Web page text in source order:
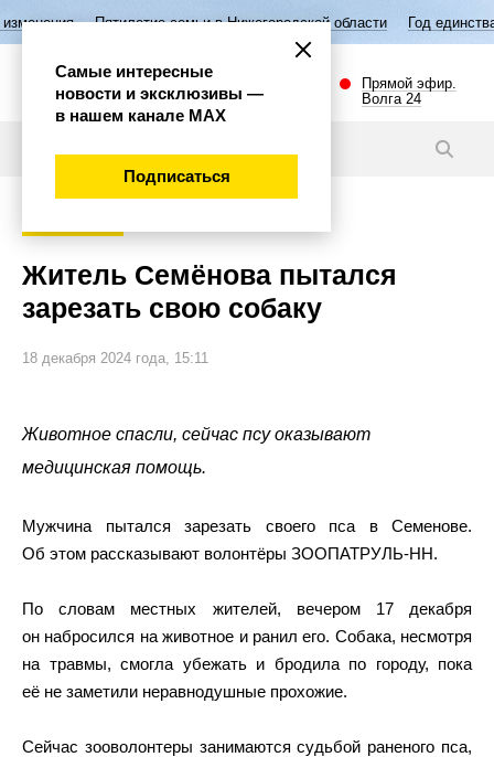
Пятилетие семьи в Нижегородской области Год единства народов
Прямой эфир.
Волга 24
Житель Семёнова пытался
зарезать свою собаку
18 декабря 2024 года, 15:11
Животное спасли, сейчас псу оказывают
медицинская помощь.
Мужчина пытался зарезать своего пса в Семенове.
Об этом рассказывают волонтёры ЗООПАТРУЛЬ-НН.
По словам местных жителей, вечером 17 декабря
он набросился на животное и ранил его. Собака, несмотря
на травмы, смогла убежать и бродила по городу, пока
её не заметили неравнодушные прохожие.
Сейчас зооволонтеры занимаются судьбой раненого пса,
Самые интересные
новости и эксклюзивы —
в нашем канале МАХ
Подписаться